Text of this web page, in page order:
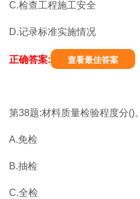
C.检查工程施工安全
D.记录标准实施情况
正确答案: 查看最佳答案
第38题:材料质量检验程度分()。
A.免检
B.抽检
C.全检